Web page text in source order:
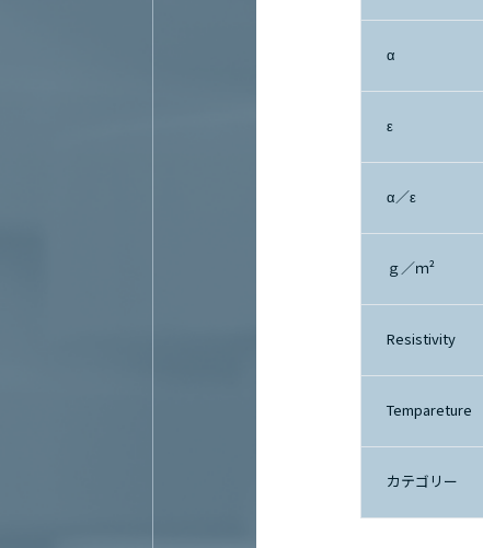
α
ε
α／ε
ｇ／ｍ²
Resistivity
Tempareture
カテゴリー